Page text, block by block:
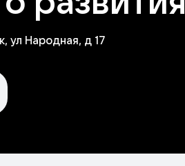
ул Народная, д 17